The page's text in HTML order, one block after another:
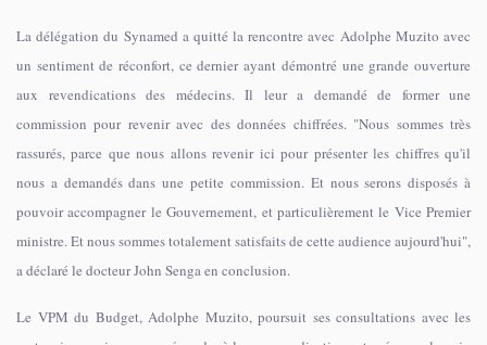
La délégation du Synamed a quitté la rencontre avec Adolphe Muzito avec
un sentiment de réconfort, ce dernier ayant démontré une grande ouverture
aux revendications des médecins. Il leur a demandé de former une
commission pour revenir avec des données chiffrées. "Nous sommes très
rassurés, parce que nous allons revenir ici pour présenter les chiffres qu'il
nous a demandés dans une petite commission. Et nous serons disposés à
pouvoir accompagner le Gouvernement, et particulièrement le Vice Premier
ministre. Et nous sommes totalement satisfaits de cette audience aujourd'hui",
a déclaré le docteur John Senga en conclusion.
Le VPM du Budget, Adolphe Muzito, poursuit ses consultations avec les